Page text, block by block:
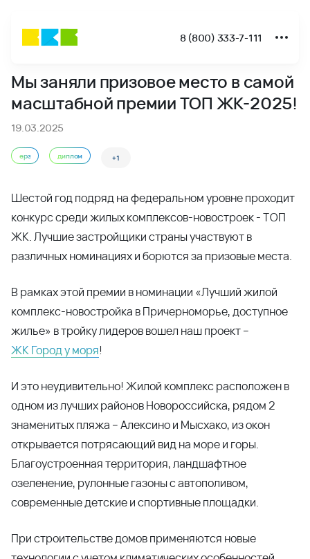
8 (800) 333-7-111
Мы заняли призовое место в самой масштабной
Мы заняли призовое место в самой
масштабной премии ТОП ЖК-2025!
19.03.2025
ерз диплом +1
Шестой год подряд на федеральном уровне проходит
конкурс среди жилых комплексов-новостроек - ТОП
ЖК. Лучшие застройщики страны участвуют в
различных номинациях и борются за призовые места.
В рамках этой премии в номинации «Лучший жилой
комплекс-новостройка в Причерноморье, доступное
жилье» в тройку лидеров вошел наш проект –
ЖК Город у моря!
И это неудивительно! Жилой комплекс расположен в
одном из лучших районов Новороссийска, рядом 2
знаменитых пляжа – Алексино и Мысхако, из окон
открывается потрясающий вид на море и горы.
Благоустроенная территория, ландшафтное
озеленение, рулонные газоны с автополивом,
современные детские и спортивные площадки.
При строительстве домов применяются новые